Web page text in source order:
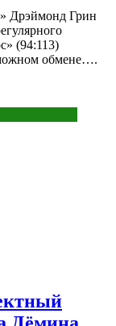
Дрэймонд Грин
(94:113)
обмене….